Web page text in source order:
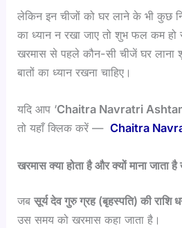
लेकिन इन चीजों को घर लाने के भी कुछ
का ध्यान न रखा जाए तो शुभ फल कम
खरमास से पहले कौन-सी चीजें घर लाना
बातों का ध्यान रखना चाहिए।
यदि आप ‘Chaitra Navratri
तो यहाँ क्लिक करें —Chaitra
खरमास क्या होता है और क्यों माना जाता
जबसूर्य देव गुरु ग्रह (बृहस्पति) की राशि
उस समय को खरमास कहा जाता है।